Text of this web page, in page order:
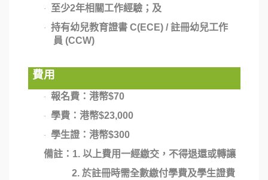
· 至少2年相關工作經驗；及
· 持有幼兒教育證書C(ECE) /註冊幼兒工作
員 (CCW)
費用
· 報名費：港幣$70
· 學費：港幣$23,000
· 學生證：港幣$300
備註： 1. 以上費用一經繳交，不得退還或轉讓
2.於註冊時需全數繳付學費及學生證費